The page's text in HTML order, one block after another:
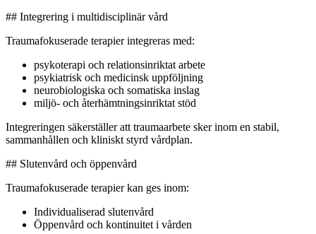
## Integrering i multidisciplinär vård
Traumafokuserade terapier integreras med:
psykoterapi och relationsinriktat arbete
psykiatrisk och medicinsk uppföljning
neurobiologiska och somatiska inslag
miljö- och återhämtningsinriktat stöd
Integreringen säkerställer att traumaarbete sker inom en stabil,
sammanhållen och kliniskt styrd vårdplan.
## Slutenvård och öppenvård
Traumafokuserade terapier kan ges inom:
Individualiserad slutenvård
Öppenvård och kontinuitet i vården